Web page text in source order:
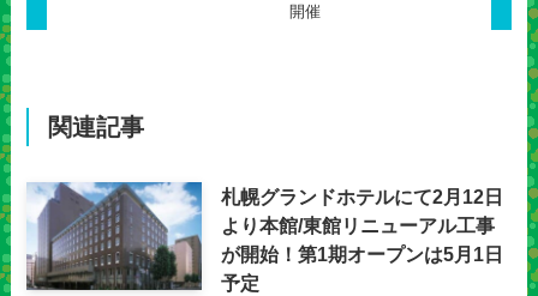
開催
関連記事
札幌グランドホテルにて2月12日
より本館/東館リニューアル工事
が開始！第1期オープンは5月1日
予定